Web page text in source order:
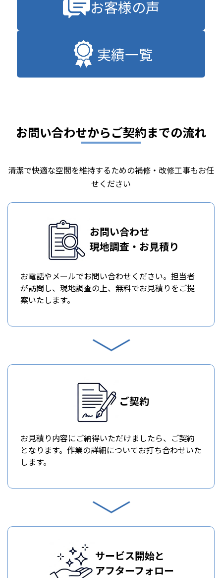
お客様の声
実績一覧
お問い合わせからご契約までの流れ
清潔で快適な空間を維持するための補修・改修工事もお任
せください
お問い合わせ
現地調査・お見積り
お電話やメールでお問い合わせください。担当者
が訪問し、現地調査の上、無料でお見積りをご提
案いたします。
ご契約
お見積り内容にご納得いただけましたら、ご契約
となります。作業の詳細についてお打ち合わせいた
します。
サービス開始と
アフターフォロー